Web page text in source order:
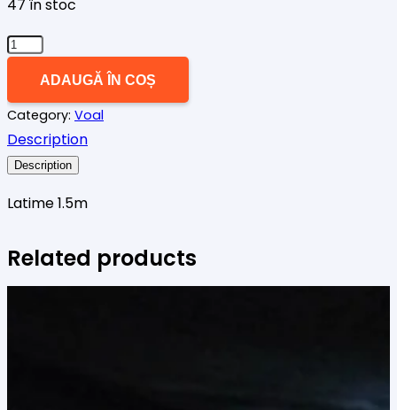
47 în stoc
Cantitate
roz
cu
motive
ADAUGĂ ÎN COȘ
Category: Voal
Description
Description
Latime 1.5m
Related products